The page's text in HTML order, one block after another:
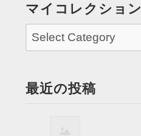
マイコレクション
最近の投稿